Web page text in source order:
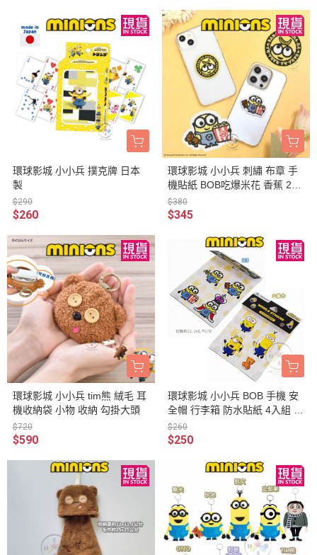
環球影城 小小兵 撲克牌 日本
製
$290
$260
環球影城 小小兵 刺繡 布章 手
機貼紙 BOB吃爆米花 香蕉 2選
1
$380
$345
環球影城 小小兵 tim熊 絨毛 耳
機收納袋 小物 收納 勾掛大頭
$720
$590
環球影城 小小兵 BOB 手機 安
全帽 行李箱 防水貼紙 4入組 大
集合 2選1
$260
$250